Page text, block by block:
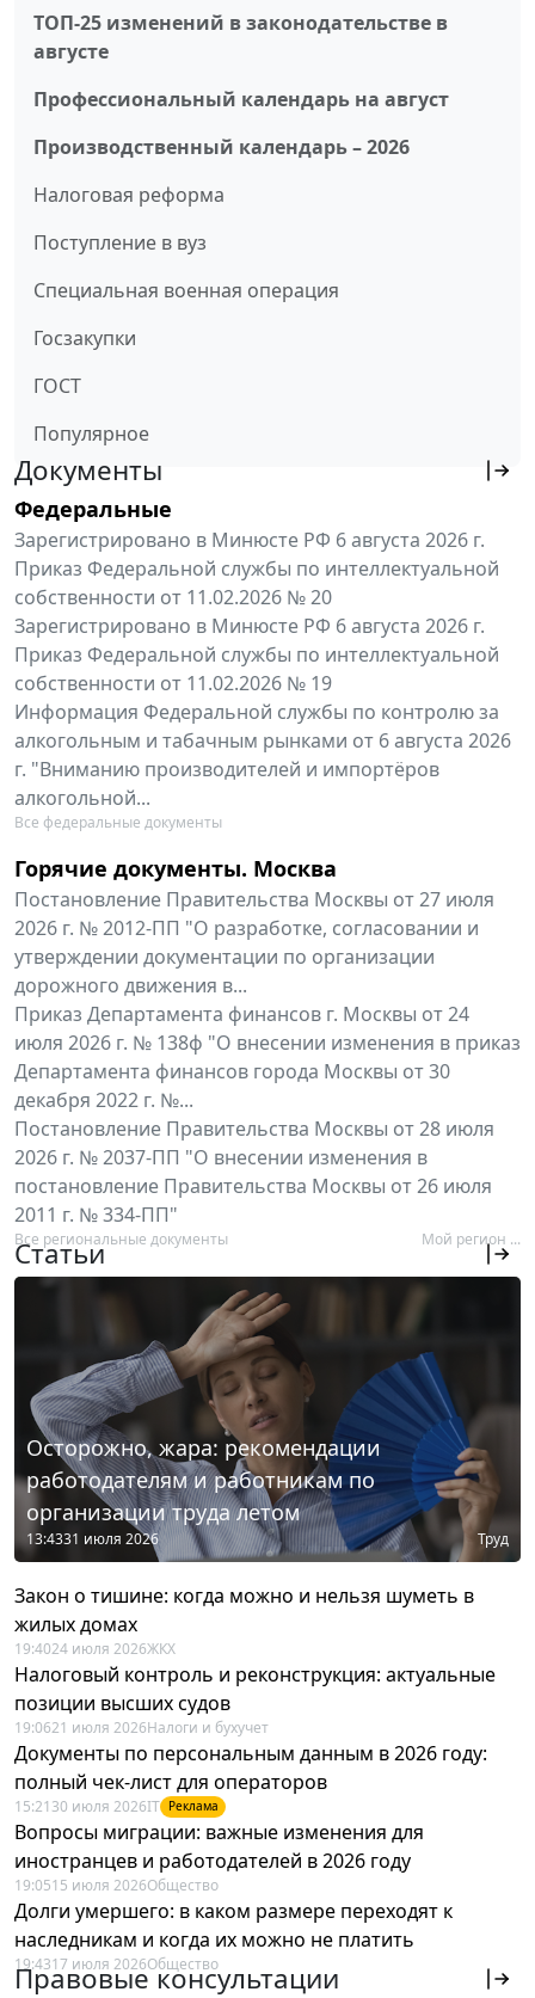
ТОП-25 изменений в законодательстве в
августе
Профессиональный календарь на август
Производственный календарь – 2026
Налоговая реформа
Поступление в вуз
Специальная военная операция
Госзакупки
ГОСТ
Популярное
Документы
Федеральные
Зарегистрировано в Минюсте РФ 6 августа 2026 г.
Приказ Федеральной службы по интеллектуальной
собственности от 11.02.2026 № 20
Зарегистрировано в Минюсте РФ 6 августа 2026 г.
Приказ Федеральной службы по интеллектуальной
собственности от 11.02.2026 № 19
Информация Федеральной службы по контролю за
алкогольным и табачным рынками от 6 августа 2026
г. "Вниманию производителей и импортёров
алкогольной...
Все федеральные документы
Горячие документы. Москва
Постановление Правительства Москвы от 27 июля
2026 г. № 2012-ПП "О разработке, согласовании и
утверждении документации по организации
дорожного движения в...
Приказ Департамента финансов г. Москвы от 24
июля 2026 г. № 138ф "О внесении изменения в приказ
Департамента финансов города Москвы от 30
декабря 2022 г. №...
Постановление Правительства Москвы от 28 июля
2026 г. № 2037-ПП "О внесении изменения в
постановление Правительства Москвы от 26 июля
2011 г. № 334-ПП"
Все региональные документы Мой регион ...
Статьи
Осторожно, жара: рекомендации
работодателям и работникам по
организации труда летом
13:4331 июля 2026 Труд
Закон о тишине: когда можно и нельзя шуметь в
жилых домах
19:4024 июля 2026ЖКХ
Налоговый контроль и реконструкция: актуальные
позиции высших судов
19:0621 июля 2026Налоги и бухучет
Документы по персональным данным в 2026 году:
полный чек-лист для операторов
15:21 30 июля 2026IT Реклама
Вопросы миграции: важные изменения для
иностранцев и работодателей в 2026 году
19:0515 июля 2026Общество
Долги умершего: в каком размере переходят к
наследникам и когда их можно не платить
19:4317 июля 2026Общество
Правовые консультации